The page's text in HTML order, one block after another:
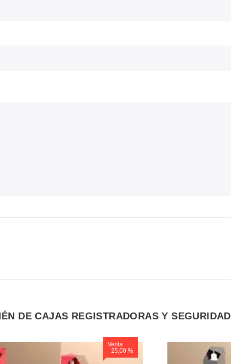
DE CAJAS REGISTRADORAS Y SEGURIDAD
Venta
- 25,00 %